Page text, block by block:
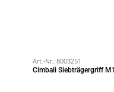
Art.-Nr.: 8003251
Cimbali Siebträgergriff